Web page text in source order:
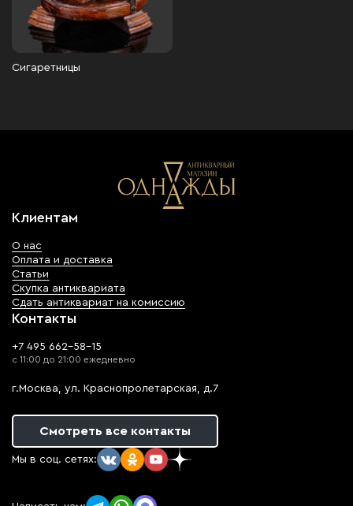
Сигаретницы
Клиентам
О нас
Оплата и доставка
Статьи
Скупка антиквариата
Сдать антиквариат на комиссию
Контакты
+7 495 662-58-15
с 11:00 до 21:00 ежедневно
г.Москва, ул. Краснопролетарская, д.7
Смотреть все контакты
Мы в соц. сетях: